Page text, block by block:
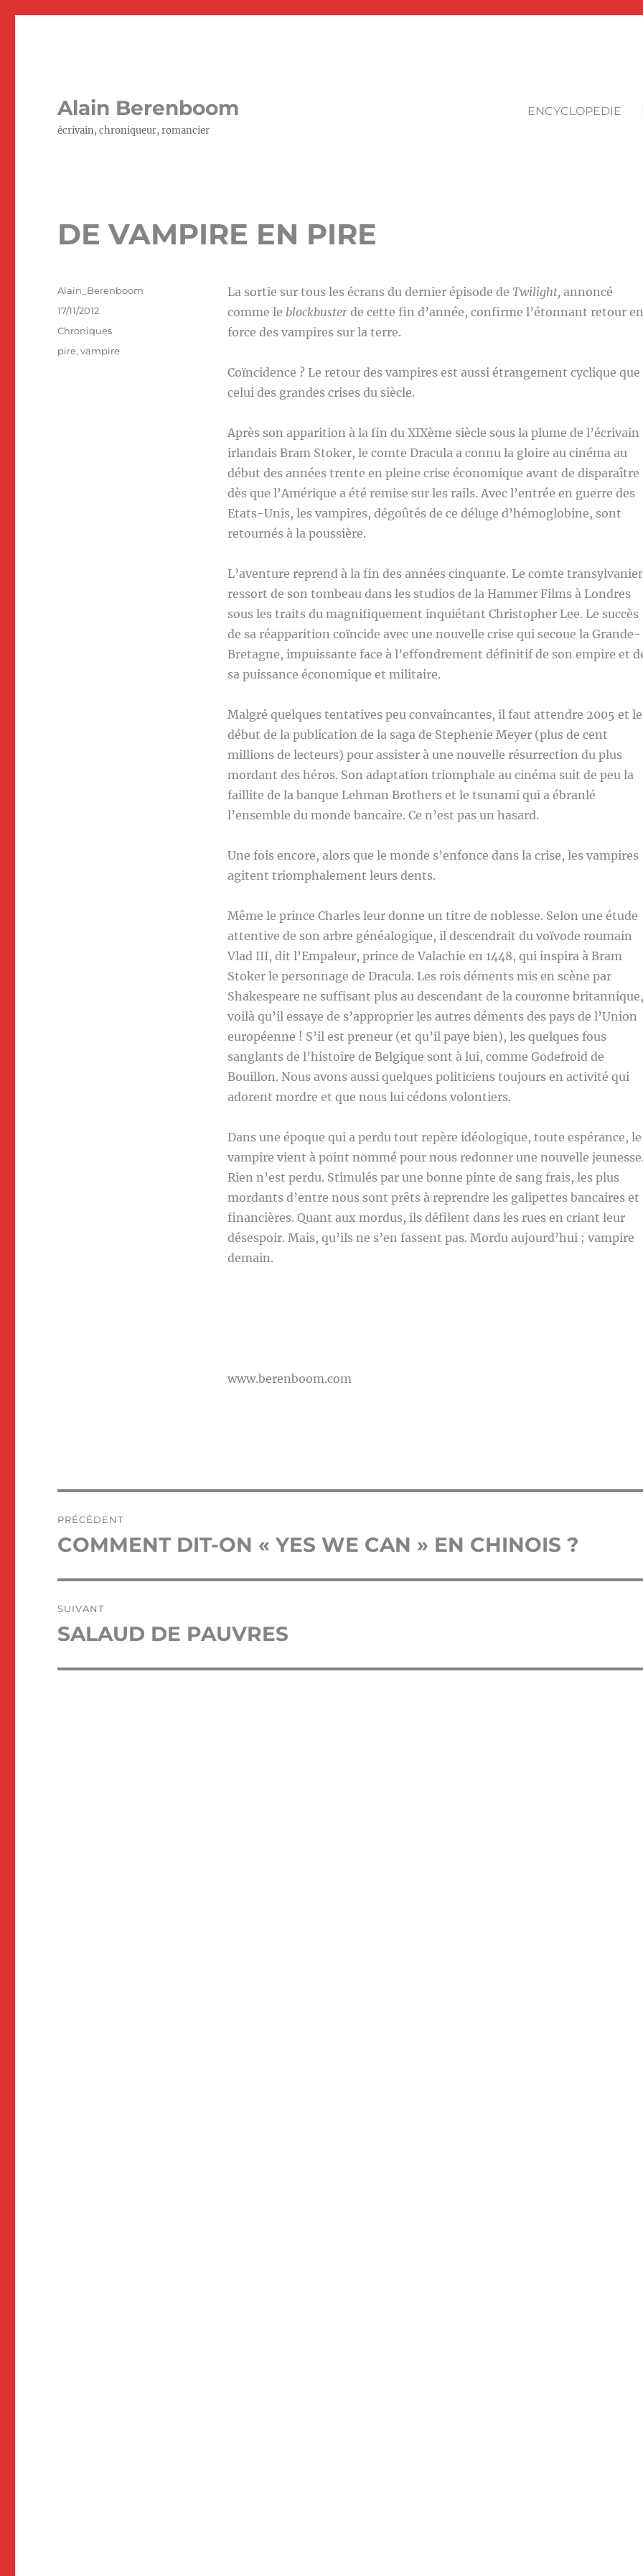
Alain Berenboom
écrivain, chroniqueur, romancier
ENCYCLOPEDIE
DE VAMPIRE EN PIRE
La sortie sur tous les écrans du dernier épisode de Twilight, annoncé
comme le blockbusterde cette fin d’année, confirme l’étonnant retour en
force des vampires sur la terre.
Coïncidence ? Le retour des vampires est aussi étrangement cyclique que
celui des grandes crises du siècle.
Après son apparition à la fin du XIXème siècle sous la plume de l’écrivain
irlandais Bram Stoker, le comte Dracula a connu la gloire au cinéma au
début des années trente en pleine crise économique avant de disparaître
dès que l’Amérique a été remise sur les rails. Avec l’entrée en guerre des
Etats-Unis, les vampires, dégoûtés de ce déluge d’hémoglobine, sont
retournés à la poussière.
L’aventure reprend à la fin des années cinquante. Le comte
ressort de son tombeau dans les studios de la Hammer Films à Londres
sous les traits du magnifiquement inquiétant Christopher Lee. Le succès
de sa réapparition coïncide avec une nouvelle crise qui secoue la Grande-
Bretagne, impuissante face à l’effondrement définitif de son empire et
sa puissance économique et militaire.
Malgré quelques tentatives peu convaincantes, il faut attendre 2005 et le
début de la publication de la saga de Stephenie Meyer (plus de cent
millions de lecteurs) pour assister à une nouvelle résurrection du plus
mordant des héros. Son adaptation triomphale au cinéma suit de peu la
faillite de la banque Lehman Brothers et le tsunami qui a ébranlé
l’ensemble du monde bancaire. Ce n’est pas un hasard.
Une fois encore, alors que le monde s’enfonce dans la crise, les vampires
agitent triomphalement leurs dents.
Même le prince Charles leur donne un titre de noblesse. Selon une étude
attentive de son arbre généalogique, il descendrait du voïvode roumain
Vlad III, dit l’Empaleur, prince de Valachie en 1448, qui inspira à Bram
Stoker le personnage de Dracula. Les rois déments mis en scène par
Shakespeare ne suffisant plus au descendant de la couronne britannique,
voilà qu’il essaye de s’approprier les autres déments des pays de l’Union
européenne ! S’il est preneur (et qu’il paye bien), les quelques fous
sanglants de l’histoire de Belgique sont à lui, comme Godefroid de
Bouillon. Nous avons aussi quelques politiciens toujours en activité qui
adorent mordre et que nous lui cédons volontiers.
Dans une époque qui a perdu tout repère idéologique, toute espérance, le
vampire vient à point nommé pour nous redonner une nouvelle
Rien n’est perdu. Stimulés par une bonne pinte de sang frais, les plus
mordants d’entre nous sont prêts à reprendre les galipettes bancaires et
financières. Quant aux mordus, ils défilent dans les rues en criant leur
désespoir. Mais, qu’ils ne s’en fassent pas. Mordu aujourd’hui ; vampire
demain.
www.berenboom.com
Auteur
Alain_Berenboom
Publié
le
17/11/2012
Catégories
Chroniques
Étiquettes
pire,vampire
de
PRÉCÉDENT
Publication
COMMENT DIT-ON « YES WE CAN » EN CHINOIS ?
SUIVANT
Publication
SALAUD DE PAUVRES